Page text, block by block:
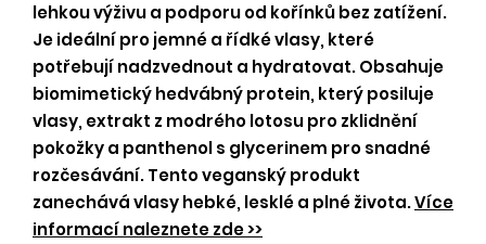
lehkou výživu a podporu od kořínků bez zatížení.
Je ideální pro jemné a řídké vlasy, které
potřebují nadzvednout a hydratovat. Obsahuje
biomimetický hedvábný protein, který posiluje
vlasy, extrakt z modrého lotosu pro zklidnění
pokožky a panthenol s glycerinem pro snadné
rozčesávání. Tento veganský produkt
zanechává vlasy hebké, lesklé a plné života.Více
informací naleznete zde >>